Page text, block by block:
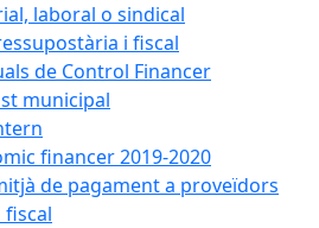
laboral o sindical
i fiscal
de Control Financer
municipal
financer 2019-2020
de pagament a proveïdors
fiscal